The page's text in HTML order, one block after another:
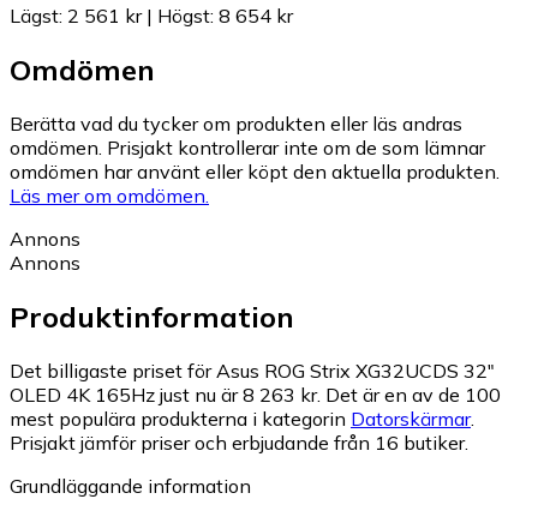
Lägst: 2 561 kr| Högst: 8 654 kr
Omdömen
Berätta vad du tycker om produkten eller läs andras
omdömen. Prisjakt kontrollerar inte om de som lämnar
omdömen har använt eller köpt den aktuella produkten.
Läs mer om omdömen.
Annons
Annons
Produktinformation
Det billigaste priset för Asus ROG Strix XG32UCDS 32"
OLED 4K 165Hz just nu är 8 263 kr. Det är en av de 100
mest populära produkterna i kategorin Datorskärmar.
Prisjakt jämför priser och erbjudande från 16 butiker.
Grundläggande information